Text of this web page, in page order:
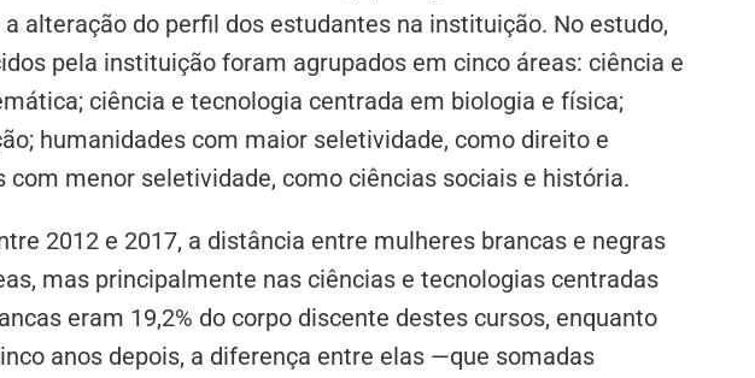
alteração do perfil dos estudantes na instituição. No estudo,
pela instituição foram agrupados em cinco áreas: ciência e
ciência e tecnologia centrada em biologia e física;
humanidades com maior seletividade, como direito e
com menor seletividade, como ciências sociais e história.
2012 e 2017, a distância entre mulheres brancas e negras
mas principalmente nas ciências e tecnologias centradas
eram 19,2% do corpo discente destes cursos, enquanto
anos depois, a diferença entre elas —que somadas